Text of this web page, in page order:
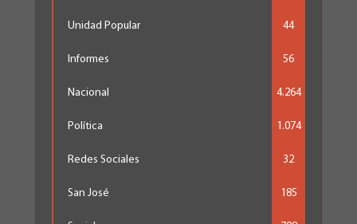
Unidad Popular 44
Informes 56
Nacional 4.264
Política 1.074
Redes Sociales 32
San José 185